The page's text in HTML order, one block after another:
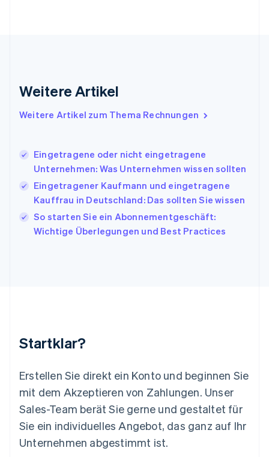
Weitere Artikel
Weitere Artikel zum Thema Rechnungen
Eingetragene oder nicht eingetragene
Unternehmen: Was Unternehmen wissen sollten
Eingetragener Kaufmann und eingetragene
Kauffrau in Deutschland: Das sollten Sie wissen
So starten Sie ein Abonnementgeschäft:
Wichtige Überlegungen und Best Practices
Startklar?
Erstellen Sie direkt ein Konto und beginnen Sie
mit dem Akzeptieren von Zahlungen. Unser
Sales-Team berät Sie gerne und gestaltet für
Sie ein individuelles Angebot, das ganz auf Ihr
Unternehmen abgestimmt ist.
Italien
Italiano English
Japan
日本語 English
Kroatien
EnglishItaliano
Lettland
English
Liechtenstein
DeutschEnglish
Litauen
Español English
Niederlande
NederlandsEnglish
English
Österreich
Deutsch
Polen